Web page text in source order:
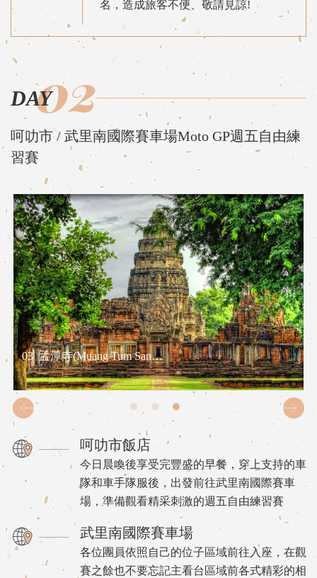
名，造成旅客不便、敬請見諒!
DAY02
呵叻市 / 武里南國際賽車場Moto GP週五自由練
習賽
01 武里南國際賽車場
呵叻市飯店
今日晨喚後享受完豐盛的早餐，穿上支持的車
隊和車手隊服後，出發前往武里南國際賽車
場，準備觀看精采刺激的週五自由練習賽
武里南國際賽車場
各位團員依照自己的位子區域前往入座，在觀
賽之餘也不要忘記主看台區域前各式精彩的相